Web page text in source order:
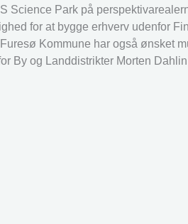
Science Park på
for at bygge erhverv udenfor
Kommune har også ønsket
By og Landdistrikter Morten